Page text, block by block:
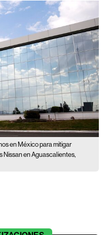
en México para mitigar
Nissan en Aguascalientes,